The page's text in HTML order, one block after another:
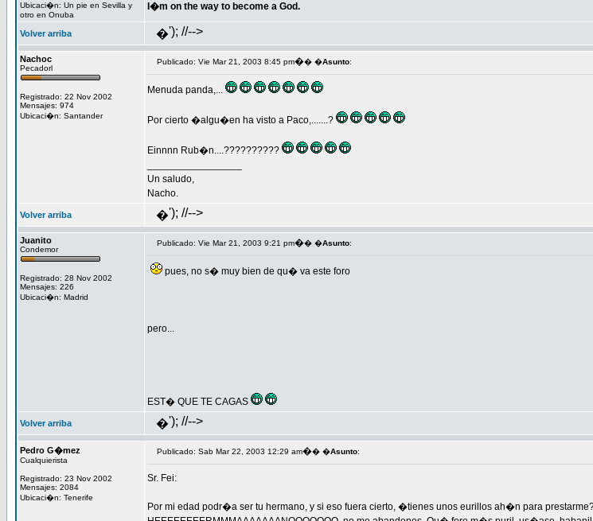
Ubicaci�n: Un pie en Sevilla y
otro en Onuba
I�m on the way to become a God.
Volver arriba �'); //-->
Nachoc
Pecadorl
Registrado: 22 Nov 2002
Mensajes: 974
Ubicaci�n: Santander
Publicado: Vie Mar 21, 2003 8:45 pm�� �Asunto:
Menuda panda,...
Por cierto �algu�en ha visto a Paco,.......?
Einnnn Rub�n....??????????
Un saludo,
Nacho.
Volver arriba �'); //-->
Juanito
Condemor
Registrado: 28 Nov 2002
Mensajes: 226
Ubicaci�n: Madrid
Publicado: Vie Mar 21, 2003 9:21 pm�� �Asunto:
pues, no s� muy bien de qu� va este foro
pero...
EST� QUE TE CAGAS
Volver arriba �'); //-->
Pedro G�mez
Cualquierista
Registrado: 23 Nov 2002
Mensajes: 2084
Ubicaci�n: Tenerife
Publicado: Sab Mar 22, 2003 12:29 am�� �Asunto:
Sr. Fei:
Por mi edad podr�a ser tu hermano, y si eso fuera cierto, �tienes unos eurillos ah�n para